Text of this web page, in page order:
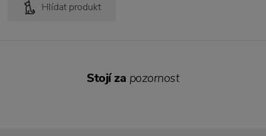
Hlídat produkt
Stojí za pozornost